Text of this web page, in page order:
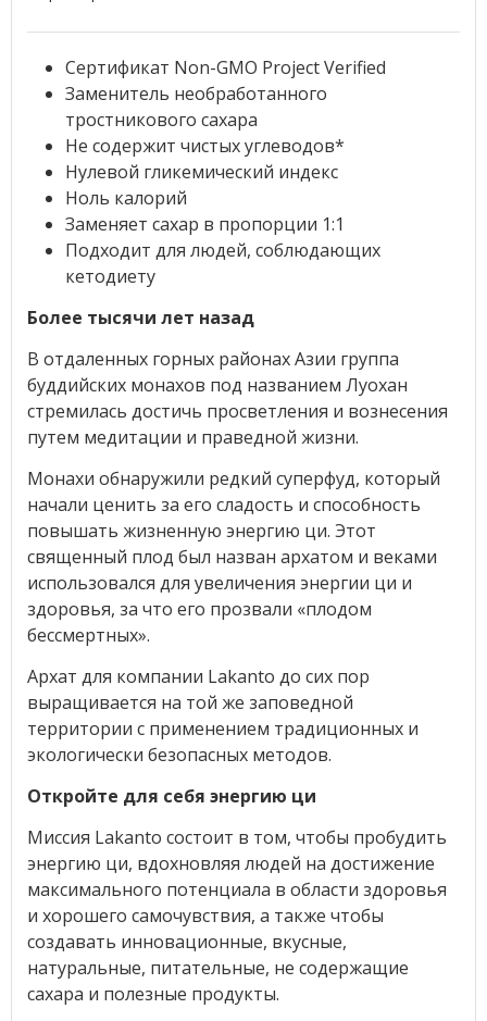
Сертификат Non-GMO Project Verified
Заменитель необработанного
тростникового сахара
Не содержит чистых углеводов*
Нулевой гликемический индекс
Ноль калорий
Заменяет сахар в пропорции 1:1
Подходит для людей, соблюдающих
кетодиету
Более тысячи лет назад
В отдаленных горных районах Азии группа
буддийских монахов под названием Луохан
стремилась достичь просветления и вознесения
путем медитации и праведной жизни.
Монахи обнаружили редкий суперфуд, который
начали ценить за его сладость и способность
повышать жизненную энергию ци. Этот
священный плод был назван архатом и веками
использовался для увеличения энергии ци и
здоровья, за что его прозвали «плодом
бессмертных».
Архат для компании Lakanto до сих пор
выращивается на той же заповедной
территории с применением традиционных и
экологически безопасных методов.
Откройте для себя энергию ци
Миссия Lakanto состоит в том, чтобы пробудить
энергию ци, вдохновляя людей на достижение
максимального потенциала в области здоровья
и хорошего самочувствия, а также чтобы
создавать инновационные, вкусные,
натуральные, питательные, не содержащие
сахара и полезные продукты.